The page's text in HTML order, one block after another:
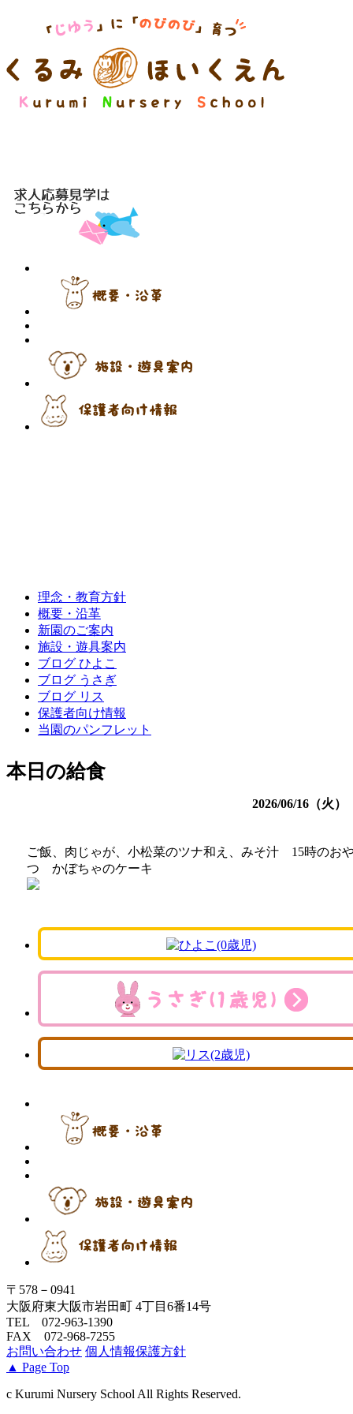
理念・教育方針
概要・沿革
新園のご案内
施設・遊具案内
ブログ ひよこ
ブログ うさぎ
ブログ リス
保護者向け情報
当園のパンフレット
本日の給食
2026/06/16（火）
ご飯、肉じゃが、小松菜のツナ和え、みそ汁 15時のお
つ かぼちゃのケーキ
〒578－0941
大阪府東大阪市岩田町 4丁目6番14号
TEL 072-963-1390
FAX 072-968-7255
お問い合わせ 個人情報保護方針
▲ Page Top
c Kurumi Nursery School All Rights Reserved.